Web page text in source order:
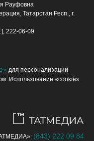
Рауфовна
Татарстан Респ., г.
222-06-09
для персонализации
Использование «cookie»
(843) 222 09 84